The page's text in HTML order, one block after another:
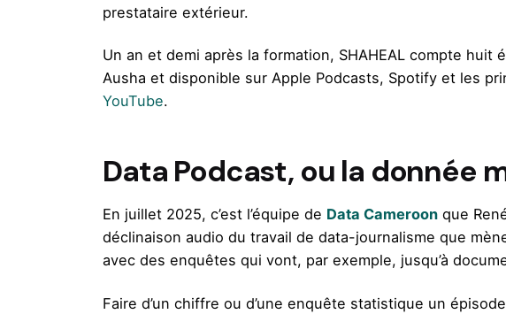
prestataire extérieur.
Un an et demi après la formation, SHAHEAL compte
Ausha et disponible sur Apple Podcasts, Spotify et les
YouTube.
Data Podcast, ou la donnée
En juillet 2025, c’est l’équipe de Data Cameroon que
déclinaison audio du travail de data-journalisme que
avec des enquêtes qui vont, par exemple, jusqu’à
Faire d’un chiffre ou d’une enquête statistique un